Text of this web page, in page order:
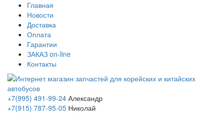
Главная
Новости
Доставка
Оплата
Гарантии
ЗАКАЗ on-line
Контакты
+7(995) 491-99-24 Александр
+7(915) 787-95-05 Николай